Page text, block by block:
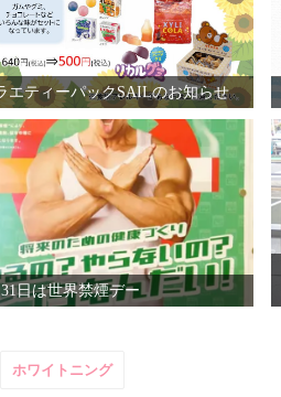
エティーパックSAILのお知らせ
日は世界禁煙デー
ホワイトニング